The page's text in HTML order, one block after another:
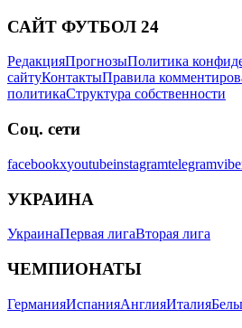
САЙТ ФУТБОЛ 24
РедакцияПрогнозыПолитика
сайтуКонтактыПравила
политикаСтруктура собственности
Соц. сети
facebookxyoutubeinstagramtelegram
УКРАИНА
УкраинаПервая лигаВторая лига
ЧЕМПИОНАТЫ
ГерманияИспанияАнглияИталия